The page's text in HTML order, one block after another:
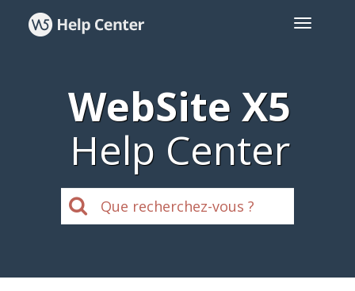
WebSite X5
Help Center